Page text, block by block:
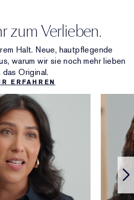
zum Verlieben.
Halt. Neue, hautpflegende
warum wir sie noch mehr lieben
das Original.
ERFAHREN